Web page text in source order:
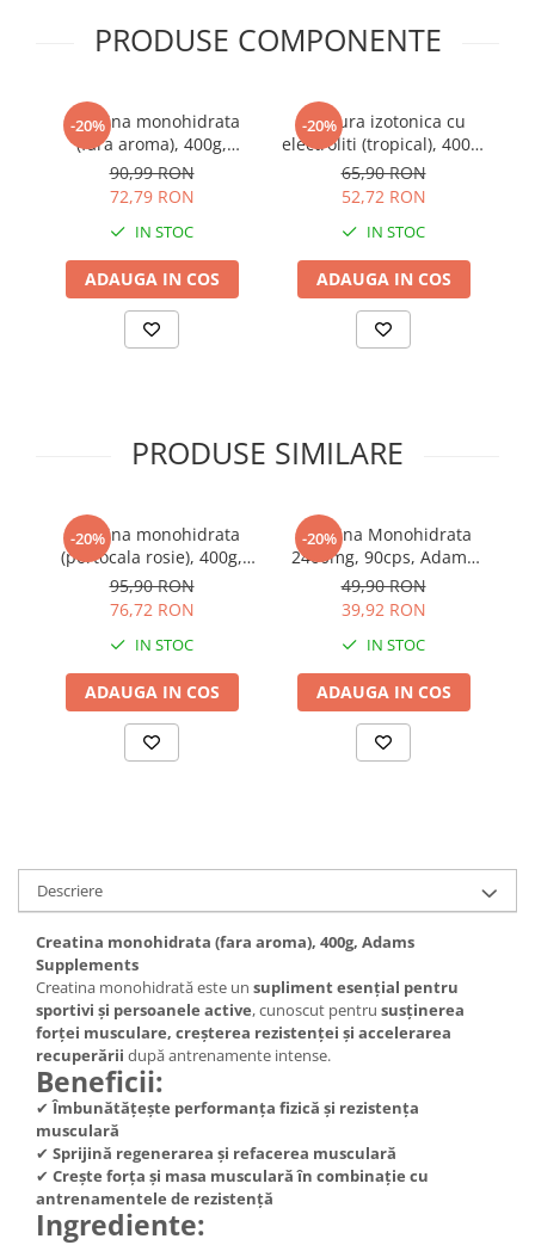
Sistemul muscular
Sistemul osos
Tulburari hormonale
PRODUSE COMPONENTE
-20%
Creatina monohidrata
(fara aroma), 400g,
Adams Supplements
90,99 RON
72,79 RON
IN STOC
ADAUGA IN COS
-20%
Bautura izotonica cu
electroliti (tropical), 400g,
Adams Supplements
65,90 RON
52,72 RON
IN STOC
ADAUGA IN COS
PRODUSE SIMILARE
-20%
Creatina monohidrata
(portocala rosie), 400g,
Adams Supplements
95,90 RON
76,72 RON
IN STOC
ADAUGA IN COS
-20%
Creatina Monohidrata
2400mg, 90cps, Adams
Supplements
49,90 RON
39,92 RON
IN STOC
ADAUGA IN COS
Descriere
Creatina monohidrata (fara aroma), 400g, Adams
Supplements
Creatina monohidrată este un supliment esențial pentru
sportivi și persoanele active, cunoscut pentru susținerea
forței musculare, creșterea rezistenței și accelerarea
recuperării după antrenamente intense.
Beneficii:
✔Îmbunătățește performanța fizică și rezistența
musculară
✔ Sprijină regenerarea și refacerea musculară
✔ Crește forța și masa musculară în combinație cu
antrenamentele de rezistență
Ingrediente: